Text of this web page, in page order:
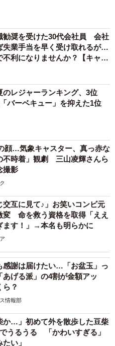
勧奨を受けた30代会社員 会社
失業手当を早く受け取れるが…
不利になりませんか？【キャリ
解説】
のレジャーランキング、3位
「バーベキュー」を抑えた1位
顔…気象キャスター、真っ赤な
不時着」観劇 三山凌輝さんら
撮影
交互に見て♪」お笑いコンビ元
変 命を救う資格を取得「ええ
ます！」→本名も明らかに
感謝は届けたい…「お盆玉」っ
あげる派」の4割が金額アッ
ら？
情報部
か…」初めて外を散歩した豆柴
うるうる 「かわいすぎる」
い」